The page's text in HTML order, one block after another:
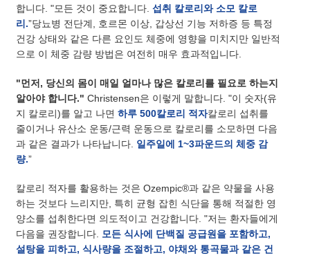
합니다. "모든 것이 중요합니다. 섭취 칼로리와 소모 칼로
리.”당뇨병 전단계, 호르몬 이상, 갑상선 기능 저하증 등 특정
건강 상태와 같은 다른 요인도 체중에 영향을 미치지만 일반적
으로 이 체중 감량 방법은 여전히 ​​매우 효과적입니다.
"먼저, 당신의 몸이 매일 얼마나 많은 칼로리를 필요로 하는지
알아야 합니다." Christensen은 이렇게 말합니다. "이 숫자(유
지 칼로리)를 알고 나면 하루 500칼로리 적자칼로리 섭취를
줄이거나 유산소 운동/근력 운동으로 칼로리를 소모하면 다음
과 같은 결과가 나타납니다. 일주일에 1~3파운드의 체중 감
량.”
칼로리 적자를 활용하는 것은 Ozempic®과 같은 약물을 사용
하는 것보다 느리지만, 특히 균형 잡힌 식단을 통해 적절한 영
양소를 섭취한다면 의도적이고 건강합니다. "저는 환자들에게
다음을 권장합니다. 모든 식사에 단백질 공급원을 포함하고,
설탕을 피하고, 식사량을 조절하고, 야채와 통곡물과 같은 건